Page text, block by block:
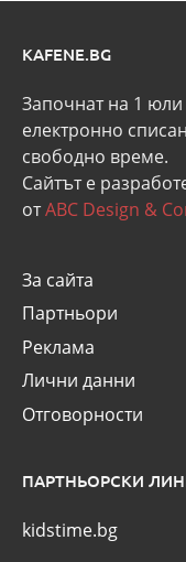
KAFENE.BG
Започнат на 1 юли
eлектронно
свободно време.
Сайтът е
отABC Design &
За сайта
Партньори
Реклама
Лични данни
Отговорности
ПАРТНЬОРСКИ
kidstime.bg